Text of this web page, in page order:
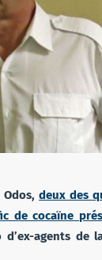
Odos,deux des
de cocaïne
d’ex-agents